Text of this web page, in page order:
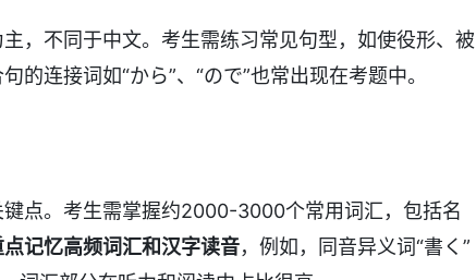
，不同于中文。考生需练习常见句型，如使役形、被
的连接词如“から”、“ので”也常出现在考题中。
点。考生需掌握约2000-3000个常用词汇，包括名
点记忆高频词汇和汉字读音，例如，同音异义词“書く”